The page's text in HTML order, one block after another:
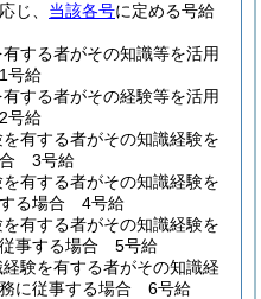
じ、 当該各号に定める号給
する者がその知識等を活用
号給
する者がその経験等を活用
号給
有する者がその知識経験を
合 3号給
有する者がその知識経験を
する場合 4号給
有する者がその知識経験を
事する場合 5号給
験を有する者がその知識経
に従事する場合 6号給